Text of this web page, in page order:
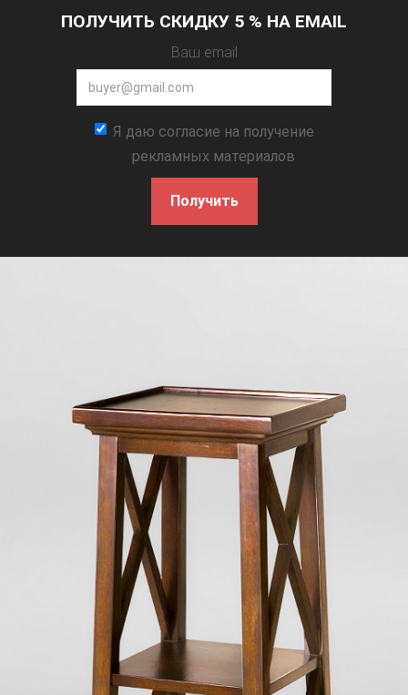
ПОЛУЧИТЬ СКИДКУ 5 % НА EMAIL
Ваш email
Я даю согласие на получение
рекламных материалов
Получить